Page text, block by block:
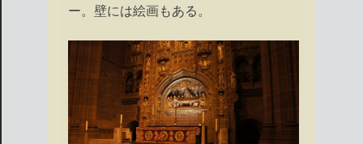
ー。壁には絵画もある。